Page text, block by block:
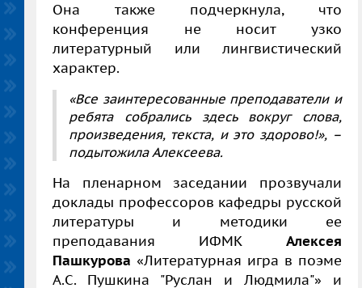
Она также подчеркнула, что
конференция не носит узко
литературный или лингвистический
характер.
«Все заинтересованные преподаватели и
ребята собрались здесь вокруг слова,
произведения, текста, и это здорово!», –
подытожила Алексеева.
На пленарном заседании прозвучали
доклады профессоров кафедры русской
литературы и методики ее
преподавания ИФМК Алексея
Пашкурова «Литературная игра в поэме
А.С. Пушкина "Руслан и Людмила"» и